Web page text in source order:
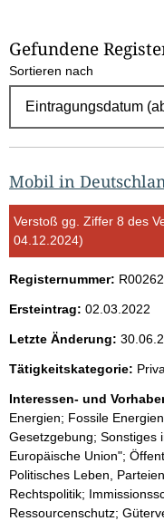
l
E
g
e
b
n
s
s
e
p
S
e
i
t
e
Gefundene
Sortieren nach
Mobil in
Verstoß gg. Ziffer 8 des
04.12.2024)
Registernummer:
Ersteintrag: 02.03.2022
Letzte Änderung:
Tätigkeitskategorie:
Interessen- und
Energien; Fossile
Gesetzgebung; Sonstiges
Europäische Union";
Politisches Leben,
Rechtspolitik;
Ressourcenschutz;